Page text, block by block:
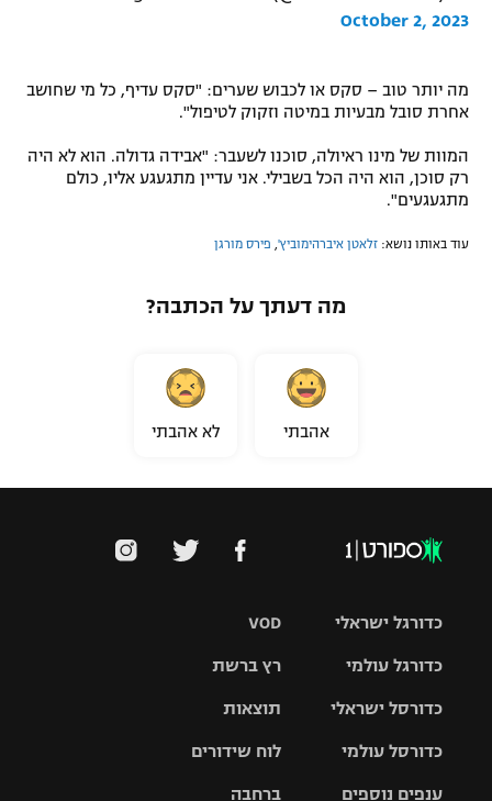
October 2, 2023
מה יותר טוב – סקס או לכבוש שערים: "סקס עדיף, כל מי שחושב
אחרת סובל מבעיות במיטה וזקוק לטיפול".
המוות של מינו ראיולה, סוכנו לשעבר: "אבידה גדולה. הוא לא היה
רק סוכן, הוא היה הכל בשבילי. אני עדיין מתגעגע אליו, כולם
מתגעגעים".
עוד באותו נושא: זלאטן איברהימוביץ', פירס מורגן
מה דעתך על הכתבה?
אהבתי לא אהבתי
VOD
רץ ברשת
תוצאות
לוח שידורים
ברחבה
כדורגל ישראלי
גביע הטוטו
כדורגל עולמי
האלופות
ליגה
כדורסל ישראלי
סל
כדורסל עולמי
ענפים נוספים